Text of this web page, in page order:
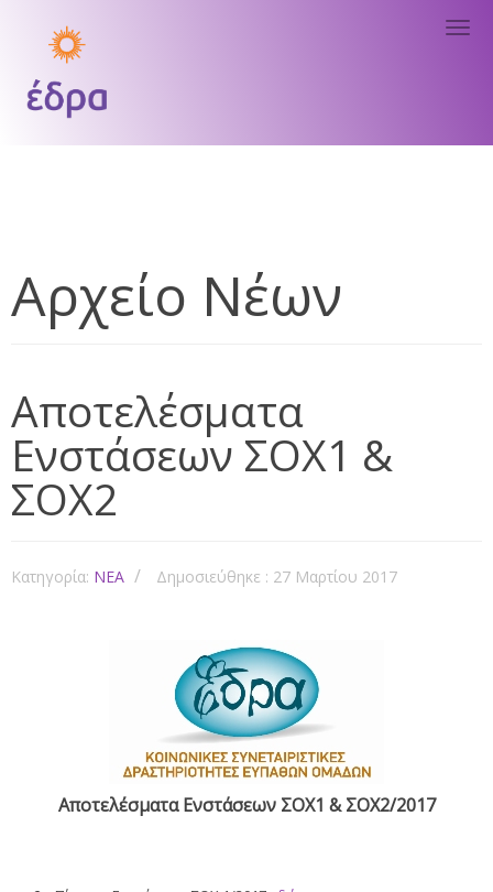
Αρχείο Νέων
Αποτελέσματα
Ενστάσεων ΣΟΧ1 &
ΣΟΧ2
Κατηγορία: NEA Δημοσιεύθηκε : 27 Μαρτίου 2017
Αποτελέσματα Ενστάσεων ΣΟΧ1 & ΣΟΧ2/2017